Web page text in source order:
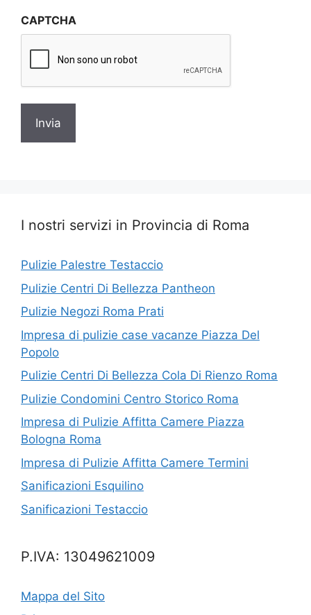
privacy
CAPTCHA
I nostri servizi in Provincia di Roma
Pulizie Palestre Testaccio
Pulizie Centri Di Bellezza Pantheon
Pulizie Negozi Roma Prati
Impresa di pulizie case vacanze Piazza Del
Popolo
Pulizie Centri Di Bellezza Cola Di Rienzo Roma
Pulizie Condomini Centro Storico Roma
Impresa di Pulizie Affitta Camere Piazza
Bologna Roma
Impresa di Pulizie Affitta Camere Termini
Sanificazioni Esquilino
Sanificazioni Testaccio
P.IVA: 13049621009
Mappa del Sito